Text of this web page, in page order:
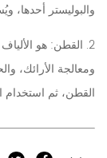
والبوليستر أحدها،
2. القطن: هو
ومعالجة الأرائك،
القطن، ثم استخدام